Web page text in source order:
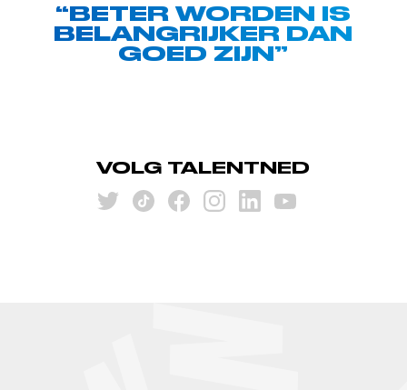
“BETER WORDEN IS
BELANGRIJKER DAN
GOED ZIJN”
VOLG TALENTNED